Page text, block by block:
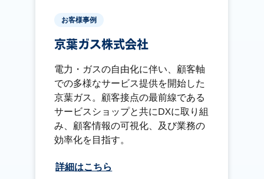
お客様事例
京葉ガス株式会社
電力・ガスの自由化に伴い、顧客軸
での多様なサービス提供を開始した
京葉ガス。顧客接点の最前線である
サービスショップと共にDXに取り組
み、顧客情報の可視化、及び業務の
効率化を目指す。
詳細はこちら